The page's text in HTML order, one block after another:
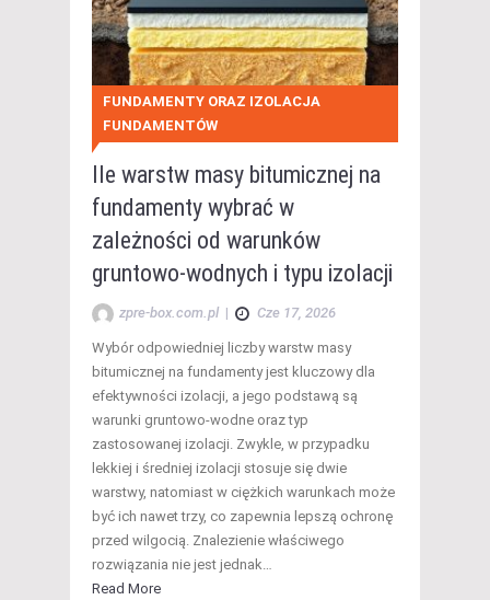
FUNDAMENTY ORAZ IZOLACJA
FUNDAMENTÓW
Ile warstw masy bitumicznej na
fundamenty wybrać w
zależności od warunków
gruntowo-wodnych i typu izolacji
zpre-box.com.pl | Cze 17, 2026
Wybór odpowiedniej liczby warstw masy
bitumicznej na fundamenty jest kluczowy dla
efektywności izolacji, a jego podstawą są
warunki gruntowo-wodne oraz typ
zastosowanej izolacji. Zwykle, w przypadku
lekkiej i średniej izolacji stosuje się dwie
warstwy, natomiast w ciężkich warunkach może
być ich nawet trzy, co zapewnia lepszą ochronę
przed wilgocią. Znalezienie właściwego
rozwiązania nie jest jednak…
Read More